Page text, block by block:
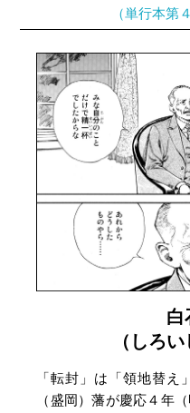
（単行本第
白
（しろ
「転封」は「領地替
（盛岡）藩が慶応４年